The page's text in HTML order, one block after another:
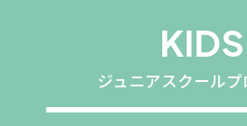
KIDS
ジュニアスクールプ